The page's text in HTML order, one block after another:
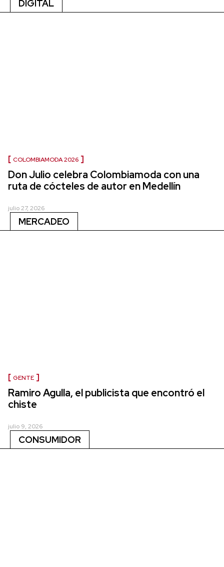
DIGITAL
COLOMBIAMODA 2026
Don Julio celebra Colombiamoda con una
ruta de cócteles de autor en Medellín
julio 27, 2026
MERCADEO
GENTE
Ramiro Agulla, el publicista que encontró el
chiste
julio 9, 2026
CONSUMIDOR